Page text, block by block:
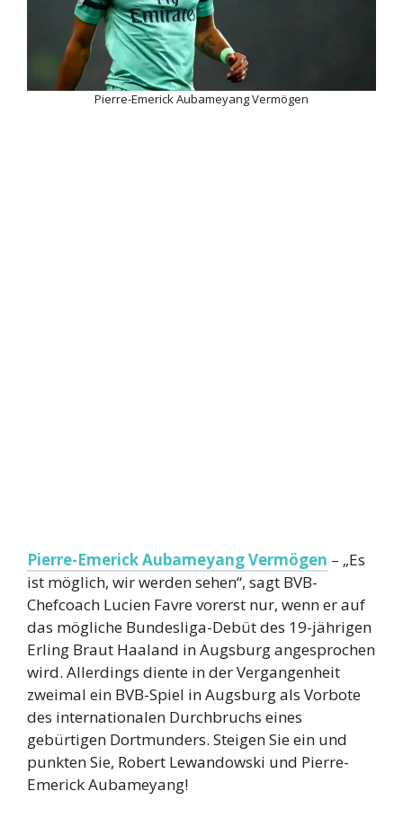
Pierre-Emerick Aubameyang Vermögen
Pierre-Emerick Aubameyang Vermögen – „Es
ist möglich, wir werden sehen“, sagt BVB-
Chefcoach Lucien Favre vorerst nur, wenn er auf
das mögliche Bundesliga-Debüt des 19-jährigen
Erling Braut Haaland in Augsburg angesprochen
wird. Allerdings diente in der Vergangenheit
zweimal ein BVB-Spiel in Augsburg als Vorbote
des internationalen Durchbruchs eines
gebürtigen Dortmunders. Steigen Sie ein und
punkten Sie, Robert Lewandowski und Pierre-
Emerick Aubameyang!